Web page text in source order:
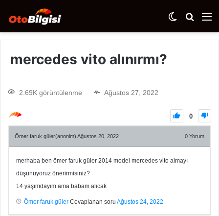
mercedes vito alınırmı?
2.69K görüntülenme Ağustos 27, 2022
0
Ömer faruk güler(anonim) Ağustos 20, 2022 0 Yorum
merhaba ben ömer faruk güler 2014 model mercedes vito almayı
düşünüyoruz önerirmisiniz?
14 yaşımdayım ama babam alıcak
Ömer faruk güler Cevaplanan soru Ağustos 24, 2022